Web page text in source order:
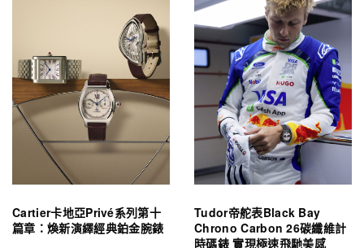
Cartier卡地亞Privé系列第十
篇章：煥新演繹經典鉑金腕錶
Tudor帝舵表Black Bay
Chrono Carbon 26碳纖維計
時碼錶 實現極速飛馳美感